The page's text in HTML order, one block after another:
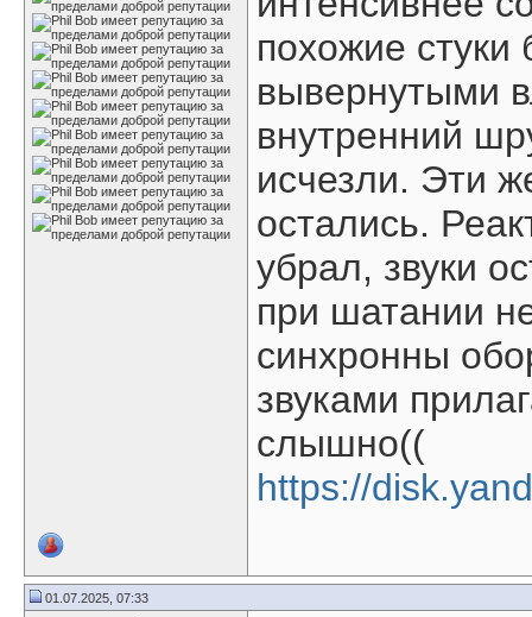
похожие стуки
вывернутыми
внутренний
исчезли. Эти
остались.
убрал, звуки
при шатании
синхронны
звуками
слышно((
https://
01.07.2025, 07:33